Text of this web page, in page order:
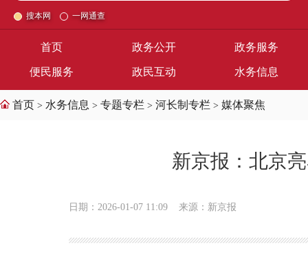
搜本网 一网通查
首页 政务公开 政务服务
便民服务 政民互动 水务信息
首页 > 水务信息 > 专题专栏 > 河长制专栏 > 媒体聚焦
新京报：北京
日期：2026-01-07 11:09 来源：新京报